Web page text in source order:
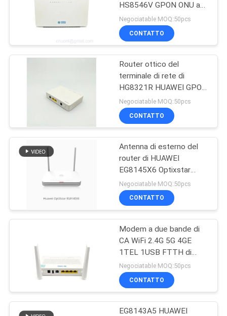
ZTE GPON ONU
NOKIA GPON ONU
Scatola terminale a
HS8546V GPON ONU a
due bande
Negociatable MOQ:50pcs
CONTATTO
Router ottico del
terminale di rete di
HG8321R HUAWEI GPON
ONU 1GE 1FE 1TEL
Negociatable MOQ:50pcs
CONTATTO
Antenna di esterno del
router di HUAWEI
EG8145X6 Optixstar
WiFi6 Gpon ONU Wifi
Negociatable MOQ:50pcs
CONTATTO
Modem a due bande di
CA WiFi 2.4G 5G 4GE
1TEL 1USB FTTH di
HS8546V5 HUAWEI
GPON ONU
Negociatable MOQ:50pcs
CONTATTO
EG8143A5 HUAWEI